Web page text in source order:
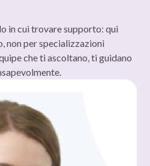
in cui trovare supporto: qui
non per specializzazioni
che ti ascoltano, ti guidano